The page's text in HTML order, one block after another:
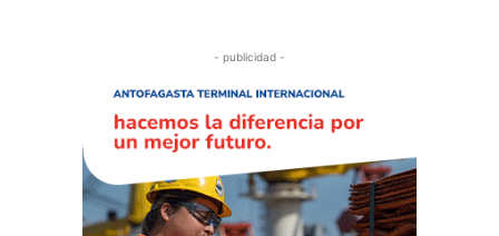
- publicidad -